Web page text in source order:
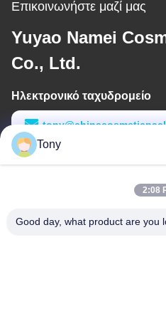
Επικοινωνήστε μαζί μας
Yuyao Namei
Co., Ltd.
Ηλεκτρονικό ταχυδρομείο
Εργασιακό χρόνο
Tony
2:08
Good day, what product are you